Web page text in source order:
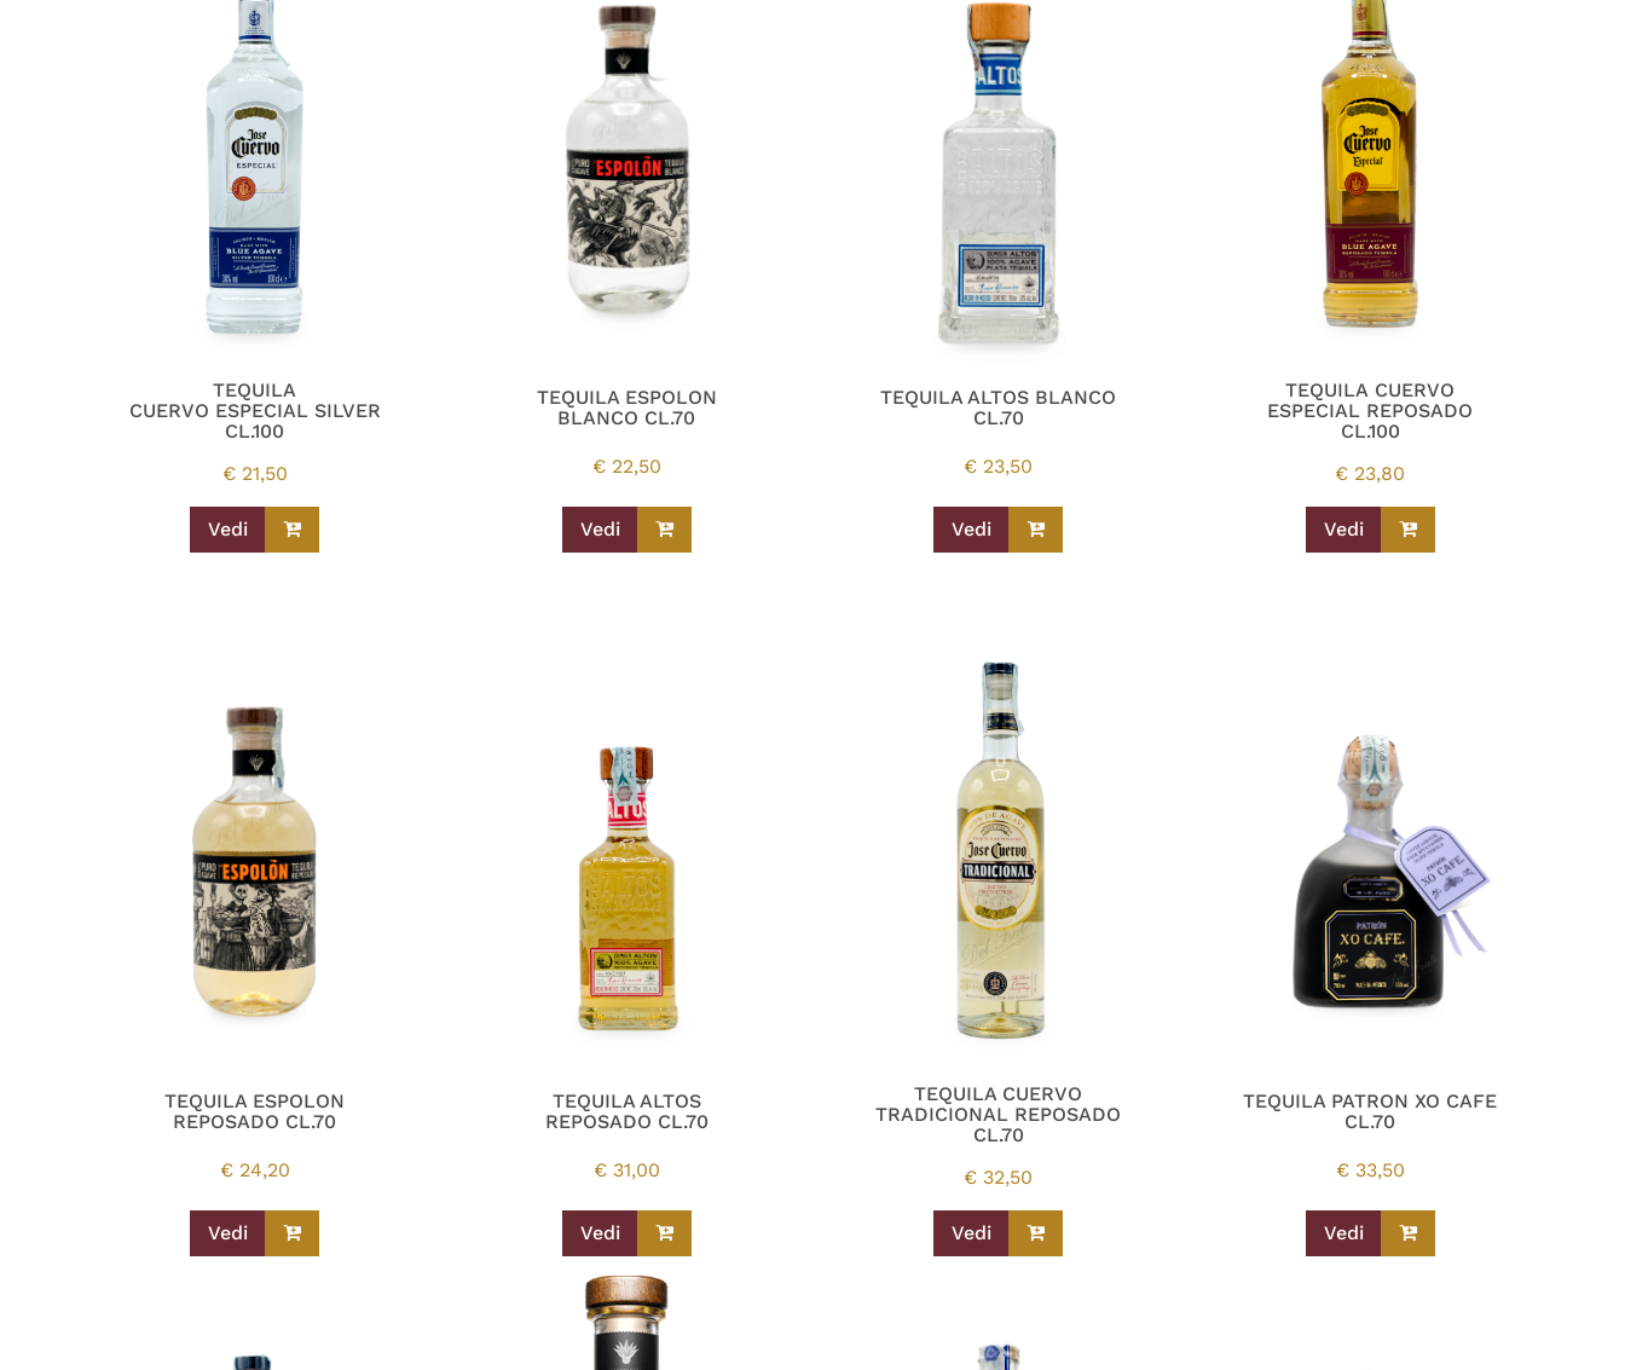
TEQUILA
CUERVO ESPECIAL SILVER
CL.100
€ 21,50
Vedi
TEQUILA ESPOLON
BLANCO CL.70
€ 22,50
Vedi
TEQUILA ALTOS BLANCO
CL.70
€ 23,50
Vedi
TEQUILA CUERVO
ESPECIAL REPOSADO
CL.100
€ 23,80
Vedi
TEQUILA ESPOLON
REPOSADO CL.70
€ 24,20
Vedi
TEQUILA ALTOS
REPOSADO CL.70
€ 31,00
Vedi
TEQUILA CUERVO
TRADICIONAL REPOSADO
CL.70
€ 32,50
Vedi
TEQUILA PATRON XO CAFE
CL.70
€ 33,50
Vedi